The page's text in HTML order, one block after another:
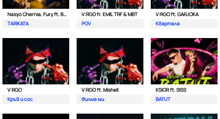
Nasyo Chernia, Fury ft. Bobo Armani
TARIKATA
V:RGO fr. EMIL TRF & MBT
POV
V:RGO ft. GARJOKA
Квартала
V:RGO
Кръв и сос
V:RGO ft. Mishell
Филма ми
KSIOR ft. SISS
BATUT